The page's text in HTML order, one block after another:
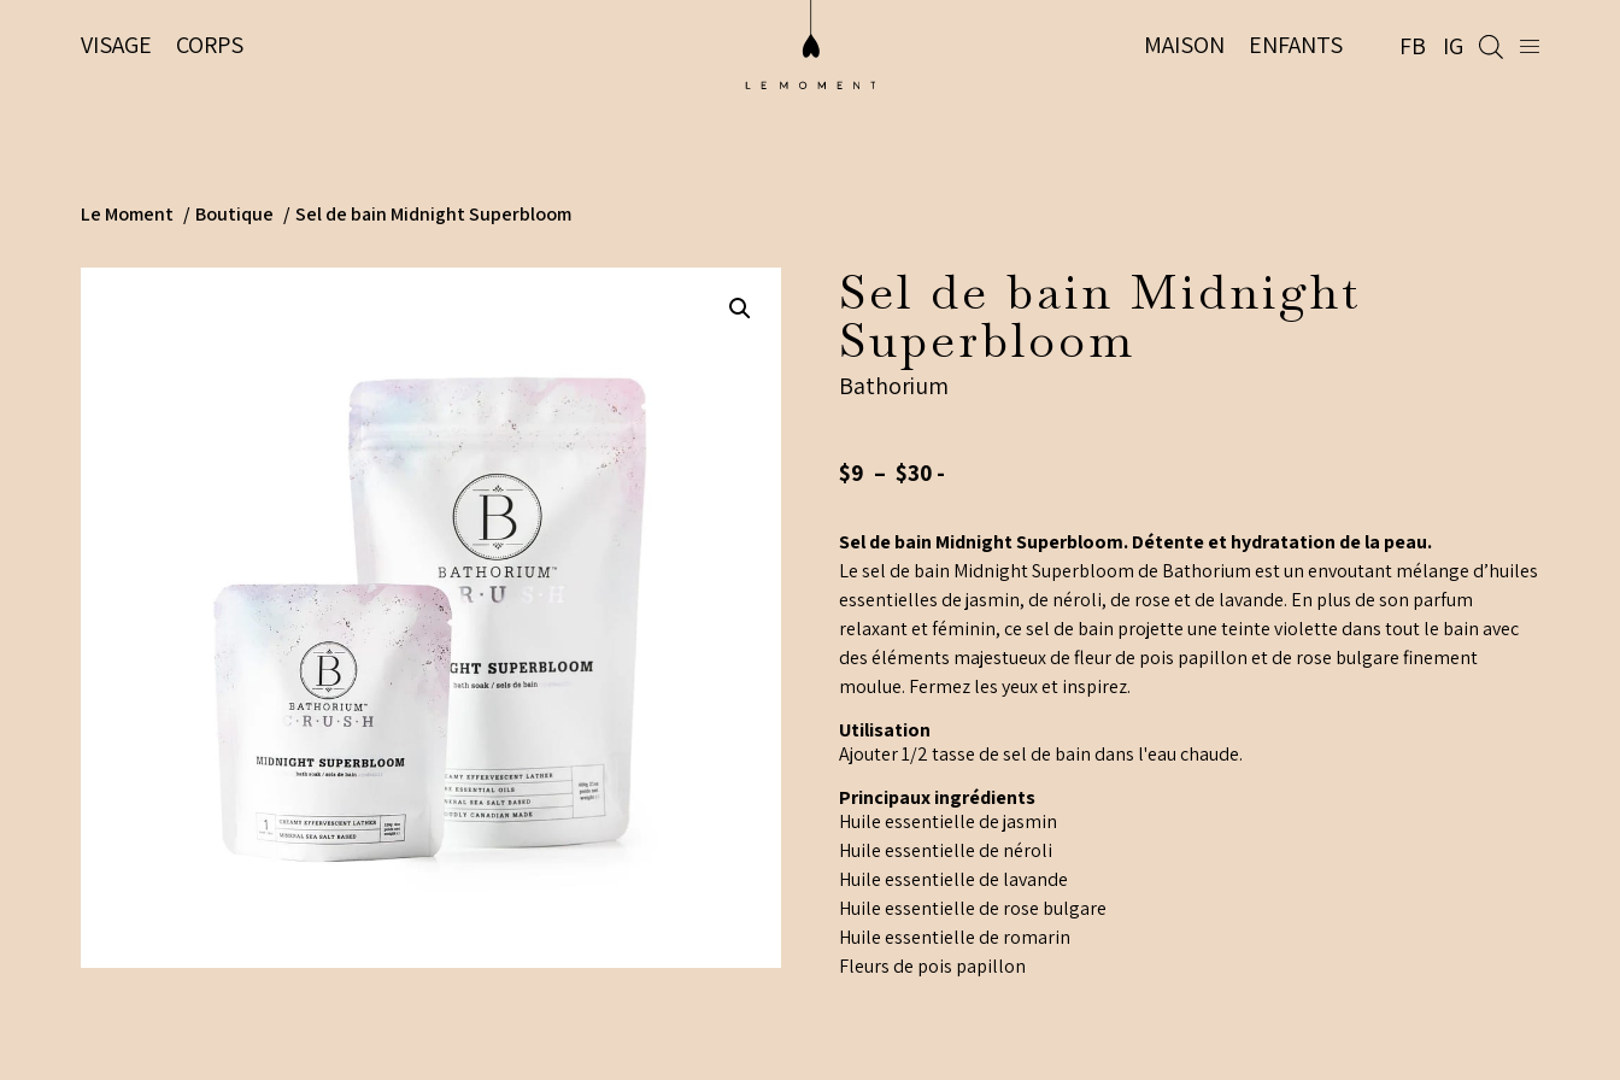
VISAGE CORPS MAISON ENFANTS FB IG
Le Moment / Boutique /Sel de bain Midnight Superbloom
Sel de bain Midnight
Superbloom
Bathorium
$9 – $30Plage
prix :
$9
à
$30
-
Sel de bain Midnight Superbloom. Détente et hydratation de la peau.
Le sel de bain Midnight Superbloom de Bathorium est un envoutant mélange d’huiles
essentielles de jasmin, de néroli, de rose et de lavande. En plus de son parfum
relaxant et féminin, ce sel de bain projette une teinte violette dans tout le bain avec
des éléments majestueux de fleur de pois papillon et de rose bulgare finement
moulue. Fermez les yeux et inspirez.
Utilisation
Ajouter 1/2 tasse de sel de bain dans l'eau chaude.
Principaux ingrédients
Huile essentielle de jasmin
Huile essentielle de néroli
Huile essentielle de lavande
Huile essentielle de rose bulgare
Huile essentielle de romarin
Fleurs de pois papillon